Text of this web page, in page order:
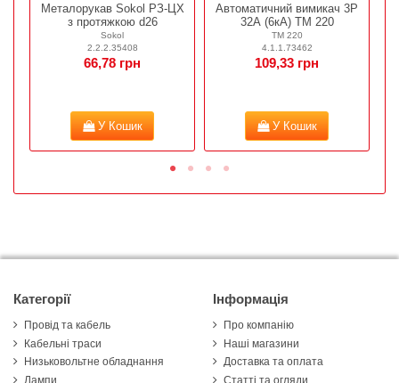
Металорукав Sokol РЗ-ЦХ
з протяжкою d26
Sokol
2.2.2.35408
66,78 грн
У Кошик
Автоматичний вимикач 3Р
32А (6кА) ТМ 220
ТМ 220
4.1.1.73462
109,33 грн
У Кошик
Категорії
Провід та кабель
Кабельні траси
Низьковольтне обладнання
Лампи
Інформація
Про компанію
Наші магазини
Доставка та оплата
Статті та огляди